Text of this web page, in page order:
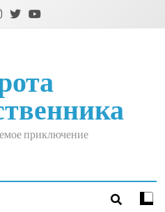
приключение